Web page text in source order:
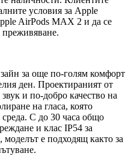
условия за Apple
AirPods MAX 2 и да се
преживяване.
за още по-голям комфорт
ден. Проектираният от
и по-добро качество на
на гласа, която
С до 30 часа общо
и клас IP54 за
е подходящ както за